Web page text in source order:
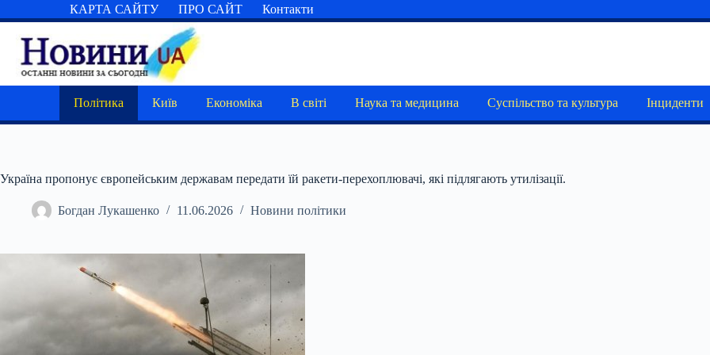
до
вмісту
КАРТА САЙТУ ПРО САЙТ Контакти
Політика Київ Економіка В світі Наука та медицина Суспільство та культура Інциденти
Україна пропонує європейським державам передати їй ракети-перехоплювачі, які підлягають утилізації.
Богдан Лукашенко 11.06.2026 Новини політики